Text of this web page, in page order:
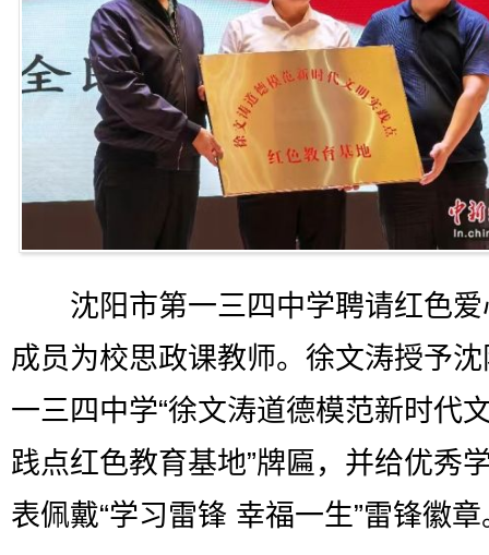
沈阳市第一三四中学聘请红色爱
成员为校思政课教师。徐文涛授予
一三四中学“徐文涛道德模范新时代
践点红色教育基地”牌匾，并给优秀
表佩戴“学习雷锋 幸福一生”雷锋徽章